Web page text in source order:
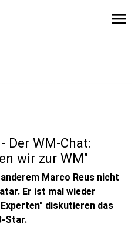
menu
Der WM-Chat:
wir zur WM"
Marco Reus nicht
Er ist mal wieder
diskutieren das
Star.